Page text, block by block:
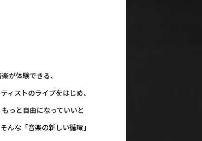
が体験できる、
ィストのライブをはじめ、
っと自由になっていいと
んな「音楽の新しい循環」